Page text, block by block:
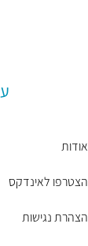
אודות
הצטרפו לאינדקס
הצהרת נגישות